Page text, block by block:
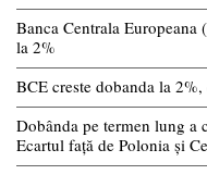
Banca Centrala Europeana
la 2%
BCE creste dobanda la
Dobânda pe termen lung a
Ecartul față de Polonia și